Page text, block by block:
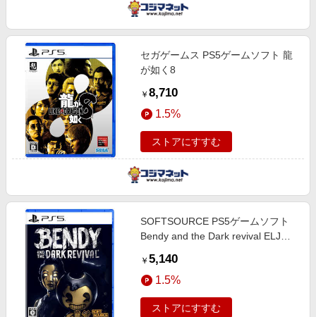
セガゲームス PS5ゲームソフト 龍
が如く8
￥ 8,710
1.5%
ストアにすすむ
SOFTSOURCE PS5ゲームソフト
Bendy and the Dark revival ELJM-
￥ 5,140
1.5%
ストアにすすむ